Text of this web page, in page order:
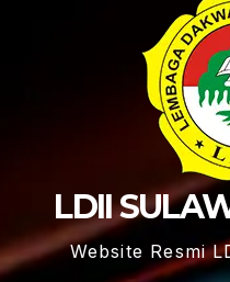
LDII
Website Resmi